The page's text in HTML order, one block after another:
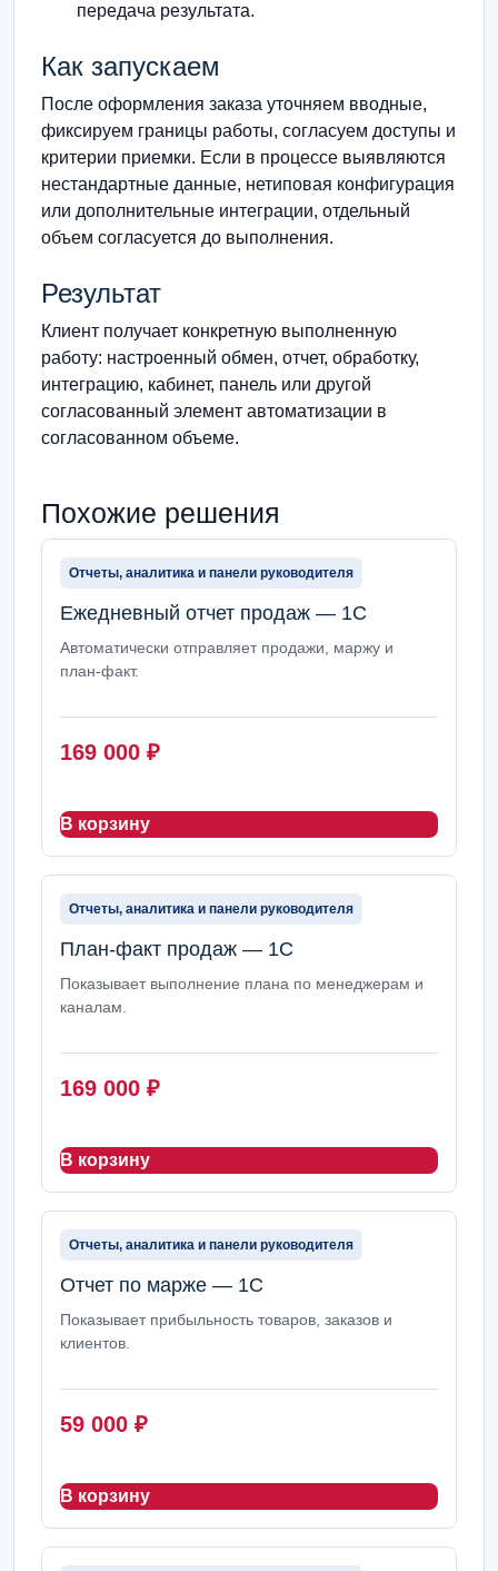
передача результата.
Как запускаем
После оформления заказа уточняем вводные,
фиксируем границы работы, согласуем доступы и
критерии приемки. Если в процессе выявляются
нестандартные данные, нетиповая конфигурация
или дополнительные интеграции, отдельный
объем согласуется до выполнения.
Результат
Клиент получает конкретную выполненную
работу: настроенный обмен, отчет, обработку,
интеграцию, кабинет, панель или другой
согласованный элемент автоматизации в
согласованном объеме.
Похожие решения
Отчеты, аналитика и панели руководителя
Ежедневный отчет продаж — 1С
Автоматически отправляет продажи, маржу и
план-факт.
169 000 ₽
В корзину
Отчеты, аналитика и панели руководителя
План-факт продаж — 1С
Показывает выполнение плана по менеджерам и
каналам.
169 000 ₽
В корзину
Отчеты, аналитика и панели руководителя
Отчет по марже — 1С
Показывает прибыльность товаров, заказов и
клиентов.
59 000 ₽
В корзину